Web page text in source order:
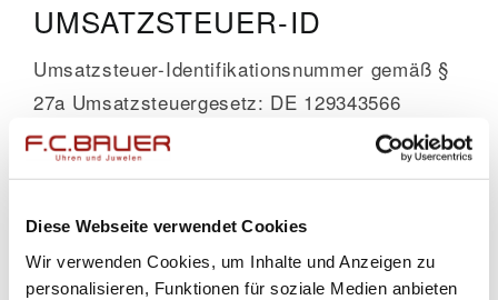
Diese Webseite verwendet Cookies
Wir verwenden Cookies, um Inhalte und Anzeigen zu
personalisieren, Funktionen für soziale Medien anbieten
UMSATZSTEUER-ID
Umsatzsteuer-Identifikationsnummer gemäß §
27a Umsatzsteuergesetz: DE 129343566
REDAKTIONELL
F.C. Bauer Uhren & Juwelen GmbH
LudwigBauer